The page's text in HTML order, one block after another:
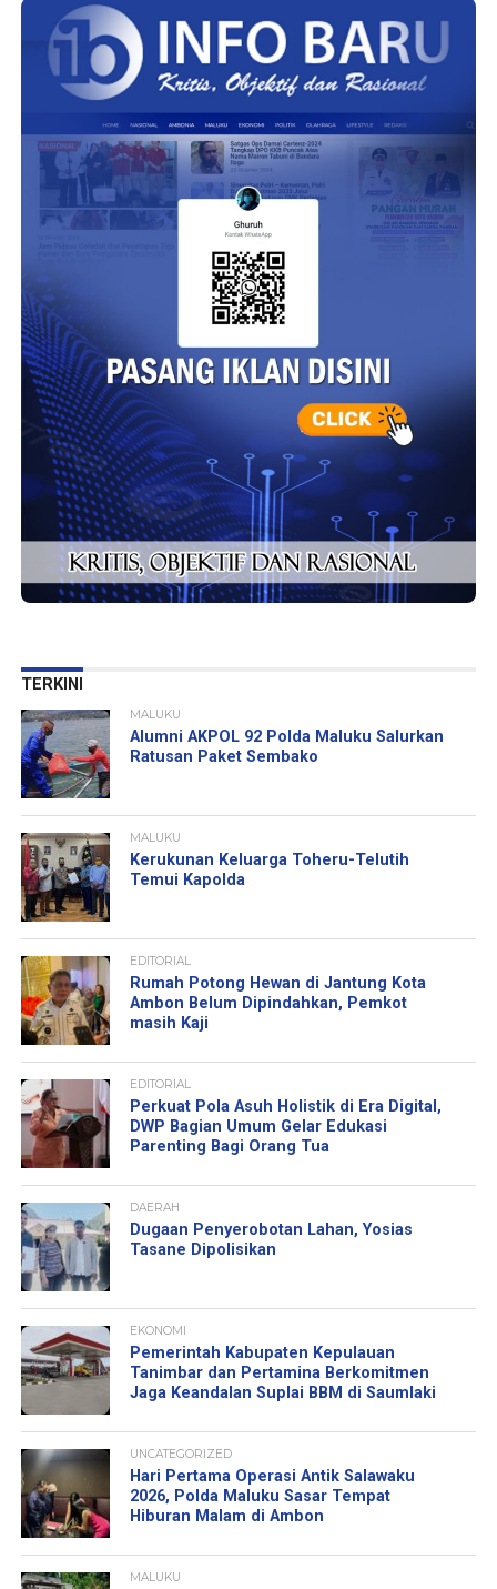
TERKINI
MALUKU
Alumni AKPOL 92 Polda Maluku Salurkan
Ratusan Paket Sembako
MALUKU
Kerukunan Keluarga Toheru-Telutih
Temui Kapolda
EDITORIAL
Rumah Potong Hewan di Jantung Kota
Ambon Belum Dipindahkan, Pemkot
masih Kaji
EDITORIAL
Perkuat Pola Asuh Holistik di Era Digital,
DWP Bagian Umum Gelar Edukasi
Parenting Bagi Orang Tua
DAERAH
Dugaan Penyerobotan Lahan, Yosias
Tasane Dipolisikan
EKONOMI
Pemerintah Kabupaten Kepulauan
Tanimbar dan Pertamina Berkomitmen
Jaga Keandalan Suplai BBM di Saumlaki
UNCATEGORIZED
Hari Pertama Operasi Antik Salawaku
2026, Polda Maluku Sasar Tempat
Hiburan Malam di Ambon
MALUKU